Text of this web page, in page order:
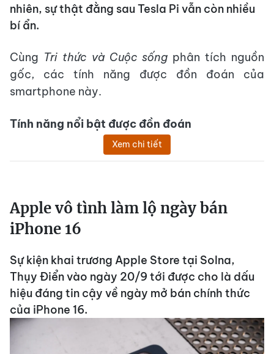
nhiên, sự thật đằng sau Tesla Pi vẫn còn nhiều
bí ẩn.
Cùng Tri thức và Cuộc sống phân tích nguồn
gốc, các tính năng được đồn đoán của
smartphone này.
Tính năng nổi bật được đồn đoán
Xem chi tiết
Apple vô tình làm lộ ngày bán
iPhone 16
Sự kiện khai trương Apple Store tại Solna,
Thụy Điển vào ngày 20/9 tới được cho là dấu
hiệu đáng tin cậy về ngày mở bán chính thức
của iPhone 16.